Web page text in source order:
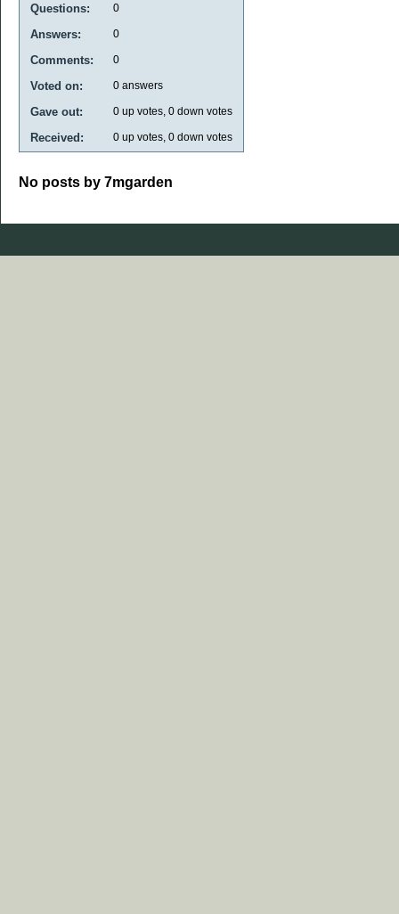
Questions: 0
Answers: 0
Comments: 0
Voted on: 0 answers
Gave out: 0 up votes, 0 down votes
Received: 0 up votes, 0 down votes
No posts by 7mgarden